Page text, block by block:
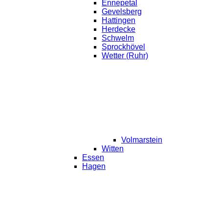
Ennepetal
Gevelsberg
Hattingen
Herdecke
Schwelm
Sprockhövel
Wetter (Ruhr)
Volmarstein
Witten
Essen
Hagen